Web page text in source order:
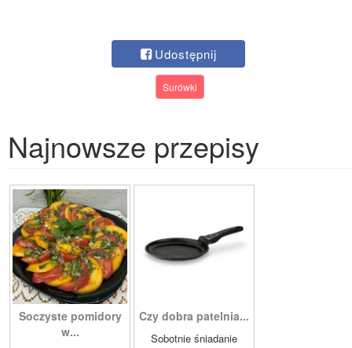
Udostępnij
Surówki
Najnowsze przepisy
Soczyste pomidory
w...
Czy dobra patelnia...
Sobotnie śniadanie